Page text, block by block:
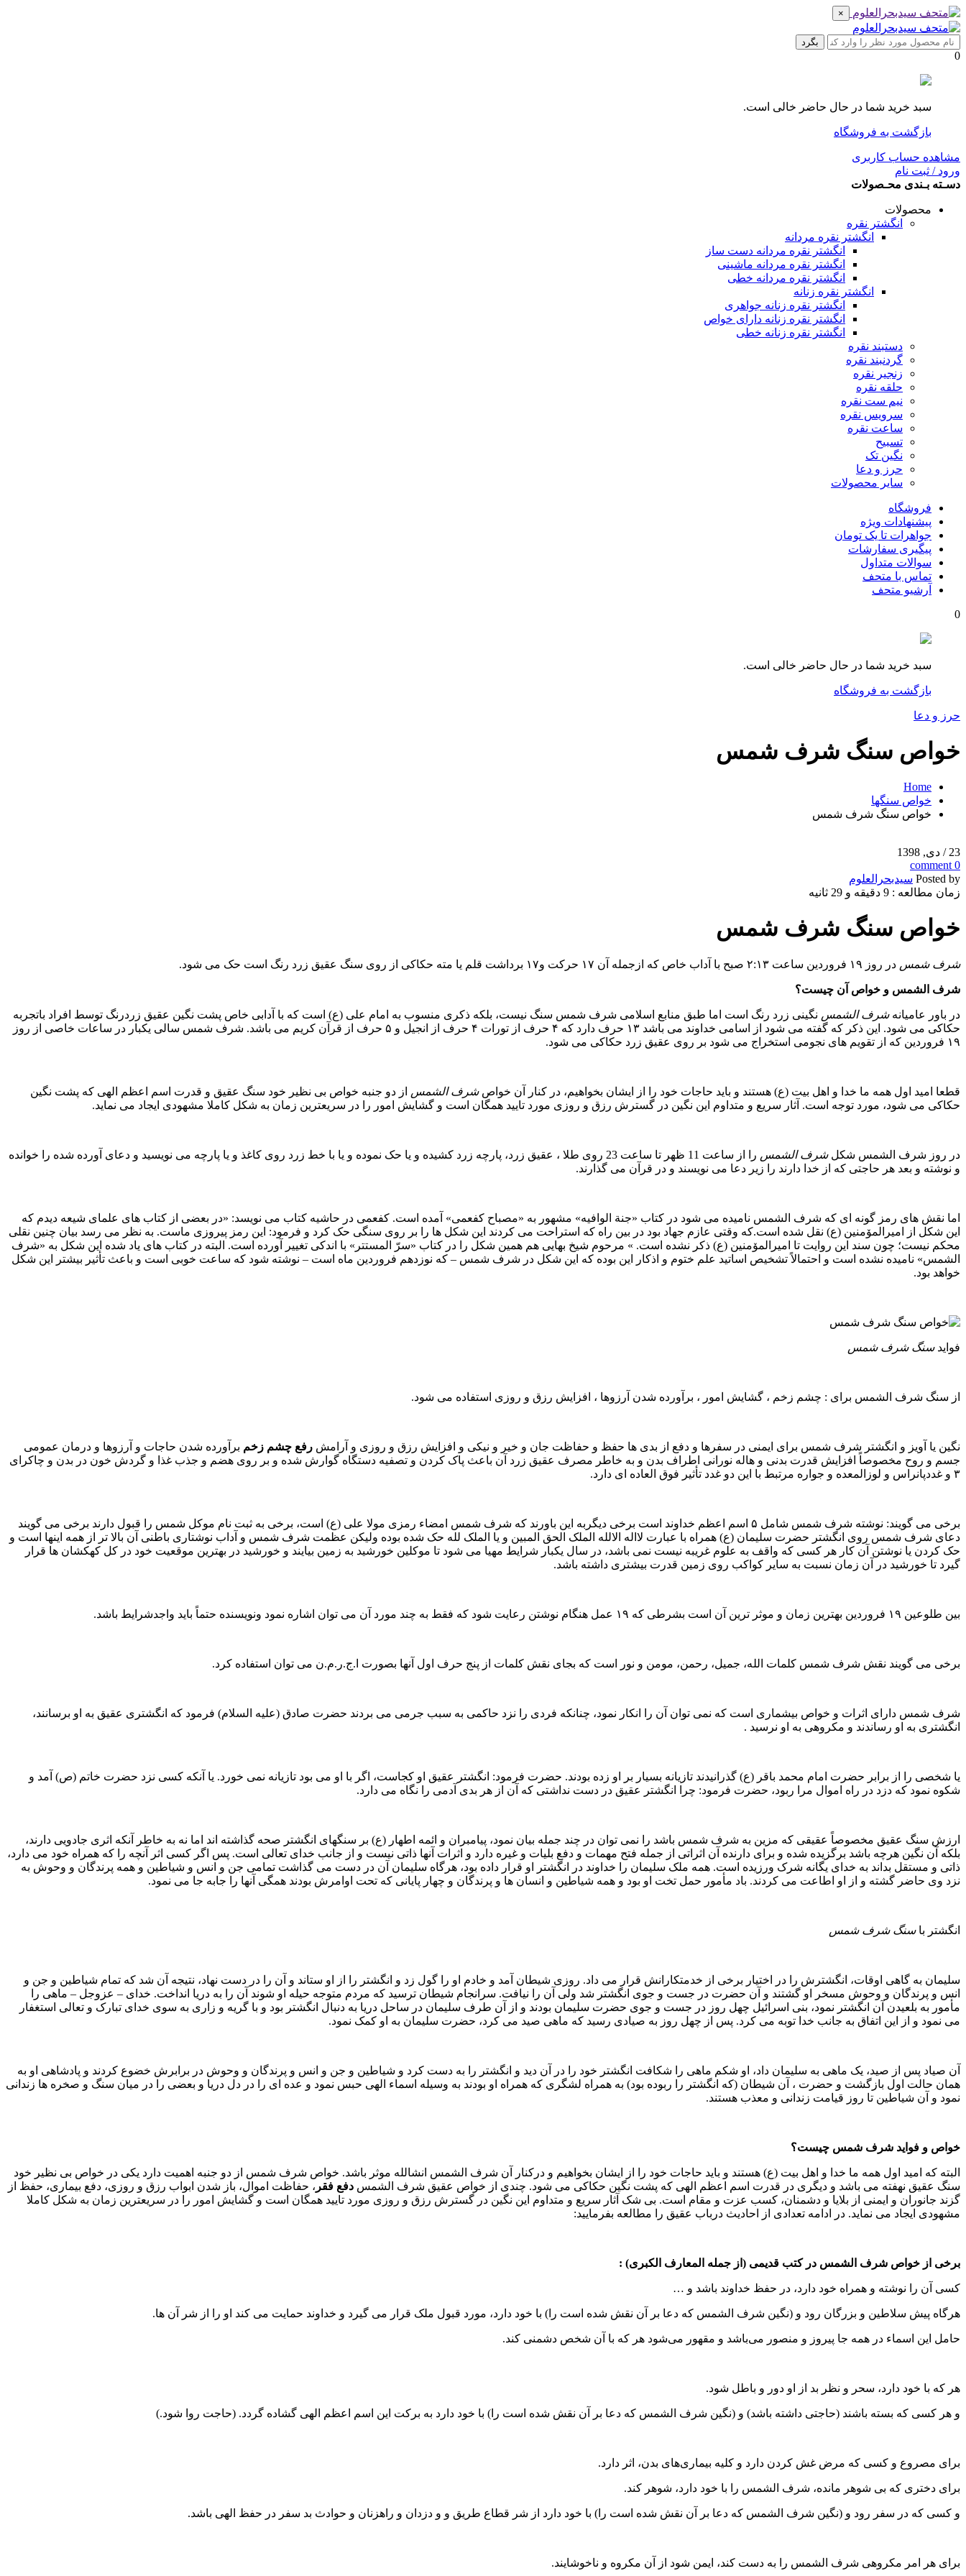
×
بگرد
0
سبد خرید شما در حال حاضر خالی است.
بازگشت به فروشگاه
مشاهده حساب کاربری
ورود / ثبت نام
دسـته بـندی محـصولات
محصولات
انگشتر نقره
انگشتر نقره مردانه
انگشتر نقره مردانه دست ساز
انگشتر نقره مردانه ماشینی
انگشتر نقره مردانه خطی
انگشتر نقره زنانه
انگشتر نقره زنانه جواهری
انگشتر نقره زنانه دارای خواص
انگشتر نقره زنانه خطی
دستبند نقره
گردنبند نقره
زنجیر نقره
حلقه نقره
نیم ست نقره
سرویس نقره
ساعت نقره
تسبیح
نگین تک
حرز و دعا
سایر محصولات
فروشگاه
پیشنهادات ویژه
جواهرات تا یک تومان
پیگیری سفارشات
سوالات متداول
تماس با متحف
آرشیو متحف
0
سبد خرید شما در حال حاضر خالی است.
بازگشت به فروشگاه
حرز و دعا
خواص سنگ شرف شمس
Home
خواص سنگها
خواص سنگ شرف شمس
23 / دی, 1398
0
Posted by سیدبحرالعلوم
زمان مطالعه : 9 دقیقه و 29 ثانیه
خواص سنگ شرف شمس
شرف شمس در روز ۱۹ فروردین ساعت ۲:۱۳ صبح با آداب خاص که ازجمله آن ۱۷ حرکت و۱۷ برداشت قلم یا مته حکاکی از روی سنگ عقیق زرد رنگ است حک می شود.
شرف الشمس و خواص آن چیست؟
در باور عامیانه شرف الشمس نگینی زرد رنگ است اما طبق منابع اسلامی شرف شمس سنگ نیست، بلکه ذکری منسوب به امام علی (ع) است که با آدابی خاص پشت نگین عقیق زردرنگ توسط افراد باتجربه
حکاکی می شود. این ذکر که گفته می شود از اسامی خداوند می باشد ۱۳ حرف دارد که ۴ حرف از تورات ۴ حرف از انجیل و ۵ حرف از قرآن کریم می باشد. شرف شمس سالی یکبار در ساعات خاصی از روز
۱۹ فروردین که از تقویم های نجومی استخراج می شود بر روی عقیق زرد حکاکی می شود.
قطعا امید اول همه ما خدا و اهل بیت (ع) هستند و باید حاجات خود را از ایشان بخواهیم، در کنار آن خواصشرف الشمس از دو جنبه خواص بی نظیر خود سنگ عقیق و قدرت اسم اعظم الهی که پشت نگین
حکاکی می شود، مورد توجه است. آثار سریع و متداوم این نگین در گسترش رزق و روزی مورد تایید همگان است و گشایش امور را در سریعترین زمان به شکل کاملا مشهودی ایجاد می نماید.
در روز شرف الشمس شکلشرف الشمس
را از ساعت 11 ظهر تا ساعت 23 روی طلا ، عقیق زرد، پارچه زرد کشیده و یا حک نموده و یا با خط زرد روی کاغذ و یا پارچه می نویسید و دعای آورده شده را خوانده
و نوشته و بعد هر حاجتی که از خدا دارند را زیر دعا می نویسند و در قرآن می گذارند.
اما نقش های رمز گونه ای که شرف ‏الشمس نامیده می‏ شود در کتاب «جنة ‏الوافیه» مشهور به «مصباح کفعمی» آمده است. کفعمی در حاشیه کتاب می‏ نویسد: «در بعضی از کتاب ‏های علمای شیعه دیدم که
این شکل از امیرالمۆمنین (ع) نقل شده است.که وقتی عازم جهاد بود در بین راه که استراحت می کردند این شکل ها را بر روی سنگی حک کرد و فرمود: این رمز پیروزی ماست. به نظر می‏ رسد بیان چنین نقلی
محکم نیست؛ چون سند این روایت تا امیرالمۆمنین (ع) ذکر نشده است. » مرحوم شیخ بهایی هم همین شکل را در کتاب «سرّ المستتر» با اندکی تغییر آورده است. البته در کتاب‏ های یاد شده این شکل به «شرف‏
الشمس» نامیده نشده است و احتمالاً تشخیص اساتید علم ختوم و اذکار این بوده که این شکل در شرف شمس – که نوزدهم فروردین ماه است – نوشته شود که ساعت خوبی است و باعث تأثیر بیشتر این شکل
خواهد بود.
فوایدسنگ شرف شمس
از سنگ شرف الشمس برای : چشم زخم ، گشایش امور ، برآورده شدن آرزوها ، افزایش رزق و روزی استفاده می شود.
نگین یا آویز و انگشتر شرف شمس برای ایمنى در سفرها و دفع از بدى ها حفظ و حفاظت جان و خیر و نیکى و افزایش رزق و روزی و آرامش رفع چشم زخم برآورده شدن حاجات و آرزوها و درمان عمومی
جسم و روح مخصوصاً افزایش قدرت بدنی و هاله نورانی اطراف بدن و به خاطر مصرف عقیق زرد آن باعث پاک کردن و تصفیه دستگاه گوارش شده و بر روی هضم و جذب غذا و گردش خون در بدن و چاکرای
۳ و غددپانراس و لوزالمعده و جواره مرتبط با این دو غدد تأثیر فوق العاده ای دارد.
برخی می گویند: نوشته شرف شمس شامل ۵ اسم اعظم خداوند است برخی دیگربه این باورند که شرف شمس امضاء رمزی مولا علی (ع) است، برخی به ثبت نام موکل شمس را قبول دارند برخی می گویند
دعای شرف شمس روی انگشتر حضرت سلیمان (ع) همراه با عبارت لااله الالله الملک الحق المبین و یا الملک لله حک شده بوده ولیکن عظمت شرف شمس و آداب نوشتاری باطنی آن بالا تر از همه اینها است و
حک کردن یا نوشتن آن کار هر کسی که واقف به علوم غریبه نیست نمی باشد، در سال یکبار شرایط مهیا می شود تا موکلین خورشید به زمین بیایند و خورشید در بهترین موقعیت خود در کل کهکشان ها قرار
گیرد تا خورشید در آن زمان نسبت به سایر کواکب روی زمین قدرت بیشتری داشته باشد.
بین طلوعین ۱۹ فروردین بهترین زمان و موثر ترین آن است بشرطی که ۱۹ عمل هنگام نوشتن رعایت شود که فقط به چند مورد آن می توان اشاره نمود ونویسنده حتماً باید واجدشرایط باشد.
برخی می گویند نقش شرف شمس کلمات الله، جمیل، رحمن، مومن و نور است که بجای نقش کلمات از پنج حرف اول آنها بصورت ا.ج.ر.م.ن می توان استفاده کرد.
شرف شمس دارای اثرات و خواص بیشماری است که نمى توان آن را انکار نمود، چنانکه فردى را نزد حاکمى به سبب جرمى مى بردند حضرت صادق (علیه السلام) فرمود که انگشترى عقیق به او برسانند،
انگشترى به او رساندند و مکروهى به او نرسید .
یا شخصى را از برابر حضرت امام محمد باقر (ع) گذرانیدند تازیانه بسیار بر او زده بودند. حضرت فرمود: انگشتر عقیق او کجاست، اگر با او مى بود تازیانه نمى خورد. یا آنکه کسى نزد حضرت خاتم (ص) آمد و
شکوه نمود که دزد در راه اموال مرا ربود، حضرت فرمود: چرا انگشتر عقیق در دست نداشتى که آن از هر بدى آدمى را نگاه مى دارد.
ارزش سنگ عقیق مخصوصاً عقیقی که مزین به شرف شمس باشد را نمی توان در چند جمله بیان نمود، پیامبران و ائمه اطهار (ع) بر سنگهای انگشتر صحه گذاشته اند اما نه به خاطر آنکه اثرى جادویى دارند،
بلکه آن نگین هرچه باشد برگزیده شده و براى دارنده آن اثراتى از جمله فتح مهمات و دفع بلیات و غیره دارد و اثرات آنها ذاتى نیست و از جانب خداى تعالى است. پس اگر کسى اثر آنچه را که همراه خود مى دارد،
ذاتى و مستقل بداند به خداى یگانه شرک ورزیده است. همه ملک سلیمان را خداوند در انگشتر او قرار داده بود، هرگاه سلیمان آن در دست مى گذاشت تمامى جن و انس و شیاطین و همه پرندگان و وحوش به
نزد وى حاضر گشته و از او اطاعت مى کردند. باد مأمور حمل تخت او بود و همه شیاطین و انسان ها و پرندگان و چهار پایانى که تحت اوامرش بودند همگى آنها را جابه جا مى نمود.
انگشتر باسنگ شرف شمس
سلیمان به گاهی اوقات، انگشترش را در اختیار برخى از خدمتکارانش قرار مى داد. روزى شیطان آمد و خادم او را گول زد و انگشتر را از او ستاند و آن را در دست نهاد، نتیجه آن شد که تمام شیاطین و جن و
انس و پرندگان و وحوش مسخر او گشتند و آن حضرت در جست و جوى انگشتر شد ولى آن را نیافت. سرانجام شیطان ترسید که مردم متوجه حیله او شوند آن را به دریا انداخت. خداى – عزوجل – ماهى را
مأمور به بلعیدن آن انگشتر نمود، بنى اسرائیل چهل روز در جست و جوى حضرت سلیمان بودند و از آن طرف سلیمان در ساحل دریا به دنبال انگشتر بود و با گریه و زارى به سوى خداى تبارک و تعالى استغفار
مى نمود و از این اتفاق به جانب خدا توبه مى کرد. پس از چهل روز به صیادى رسید که ماهى صید مى کرد، حضرت سلیمان به او کمک نمود.
آن صیاد پس از صید، یک ماهى به سلیمان داد، او شکم ماهى را شکافت انگشتر خود را در آن دید و انگشتر را به دست کرد و شیاطین و جن و انس و پرندگان و وحوش در برابرش خضوع کردند و پادشاهى او به
همان حالت اول بازگشت و حضرت ، آن شیطان (که انگشتر را ربوده بود) به همراه لشگرى که همراه او بودند به وسیله اسماء الهى حبس نمود و عده اى را در دل دریا و بعضى را در میان سنگ و صخره ها زندانى
نمود و آن شیاطین تا روز قیامت زندانى و معذب هستند.
خواص و فواید شرف شمس چیست؟
البته که امید اول همه ما خدا و اهل بیت (ع) هستند و باید حاجات خود را از ایشان بخواهیم و درکنار آن شرف الشمس انشالله موثر باشد. خواص شرف شمس از دو جنبه اهمیت دارد یکی در خواص بی نظیر خود
سنگ عقیق نهفته می باشد و دیگری در قدرت اسم اعظم الهی که پشت نگین حکاکی می شود. چندی از خواص عقیق شرف الشمس دفع فقر ، حفاظت اموال، باز شدن ابواب رزق و روزی، دفع بیماری، حفظ از
گزند جانوران و ایمنی از بلایا و دشمنان، کسب عزت و مقام است. بی شک آثار سریع و متداوم این نگین در گسترش رزق و روزی مورد تایید همگان است و گشایش امور را در سریعترین زمان به شکل کاملا
مشهودی ایجاد می نماید. در ادامه تعدادی از احادیث درباب عقیق را مطالعه بفرمایید:
برخی از خواص شرف الشمس در کتب قدیمی (از جمله المعارف الکبری) :
کسی آن را نوشته و همراه خود دارد، در حفظ خداوند باشد و …
هرگاه پیش سلاطین و بزرگان رود و (نگین شرف الشمس که دعا بر آن نقش شده است را) با خود دارد، مورد قبول ملک قرار می گیرد و خداوند حمایت می کند او را از شر آن ها.
حامل این اسماء در همه جا پیروز و منصور می‌باشد و مقهور می‌شود هر که با آن شخص دشمنی کند.
هر که با خود دارد، سحر و نظر بد از او دور و باطل شود.
و هر کسی که بسته باشند (حاجتی داشته باشد) و (نگین شرف الشمس که دعا بر آن نقش شده است را) با خود دارد به برکت این اسم اعظم الهی گشاده گردد. (حاجت روا شود.)
برای مصروع و کسی که مرض غش کردن دارد و کلیه بیماری‌های بدن، اثر دارد.
برای دختری که بی شوهر مانده، شرف الشمس را با خود دارد، شوهر کند.
و کسی که در سفر رود و (نگین شرف الشمس که دعا بر آن نقش شده است را) با خود دارد از شر قطاع طریق و و دزدان و راهزنان و حوادث بد سفر در حفظ الهی باشد.
برای هر امر مکروهی شرف الشمس را به دست کند، ایمن شود از آن مکروه و ناخوشایند.